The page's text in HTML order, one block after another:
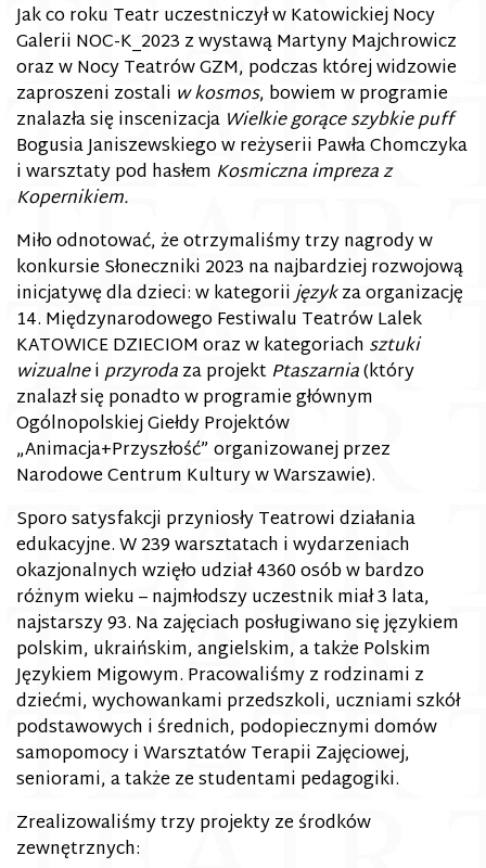
Jak co roku Teatr uczestniczył w Katowickiej Nocy
Galerii NOC-K_2023 z wystawą Martyny Majchrowicz
oraz w Nocy Teatrów GZM, podczas której widzowie
zaproszeni zostali w kosmos, bowiem w programie
znalazła się inscenizacja Wielkie gorące szybkie puff
Bogusia Janiszewskiego w reżyserii Pawła Chomczyka
i warsztaty pod hasłem Kosmiczna impreza z
Kopernikiem.
Miło odnotować, że otrzymaliśmy trzy nagrody w
konkursie Słoneczniki 2023 na najbardziej rozwojową
inicjatywę dla dzieci: w kategoriijęzykza organizację
14. Międzynarodowego Festiwalu Teatrów Lalek
KATOWICE DZIECIOM oraz w kategoriach sztuki
wizualneiprzyrodaza projekt Ptaszarnia(który
znalazł się ponadto w programie głównym
Ogólnopolskiej Giełdy Projektów
„Animacja+Przyszłość” organizowanej przez
Narodowe Centrum Kulturyw Warszawie).
Sporo satysfakcji przyniosły Teatrowi działania
edukacyjne. W 239 warsztatach i wydarzeniach
okazjonalnych wzięło udział 4360 osób w bardzo
różnym wieku – najmłodszy uczestnik miał 3 lata,
najstarszy 93. Na zajęciach posługiwano się językiem
polskim, ukraińskim, angielskim, a także Polskim
Językiem Migowym. Pracowaliśmy z rodzinami z
dziećmi, wychowankami przedszkoli, uczniami szkół
podstawowych i średnich, podopiecznymi domów
samopomocy i Warsztatów Terapii Zajęciowej,
seniorami, a także ze studentami pedagogiki.
Zrealizowaliśmy trzy projekty ze środków
zewnętrznych: